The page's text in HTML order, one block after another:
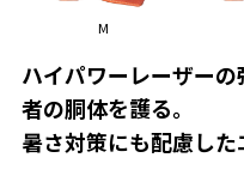
M
ハイパワーレーザー
者の胴体を護る。
暑さ対策にも配慮した